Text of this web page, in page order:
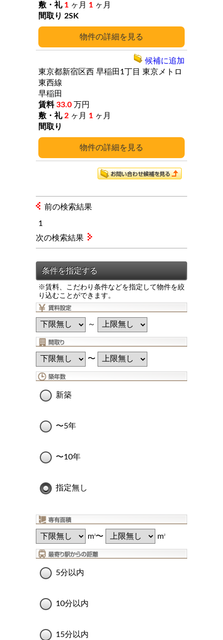
※賃料、こだわり条件などを指定して物件を絞
り込むことができます。
～
〜
新築
〜5年
〜10年
指定無し
m2〜 m2
5分以内
10分以内
15分以内
詳細
1 ヶ月 1 ヶ月
2SK
詳細
東京都新宿区西 早稲田1丁目 東京メトロ
東西線
早稲田
33.0 万円
2 ヶ月 1 ヶ月
候補に追加
前の検索結果
1